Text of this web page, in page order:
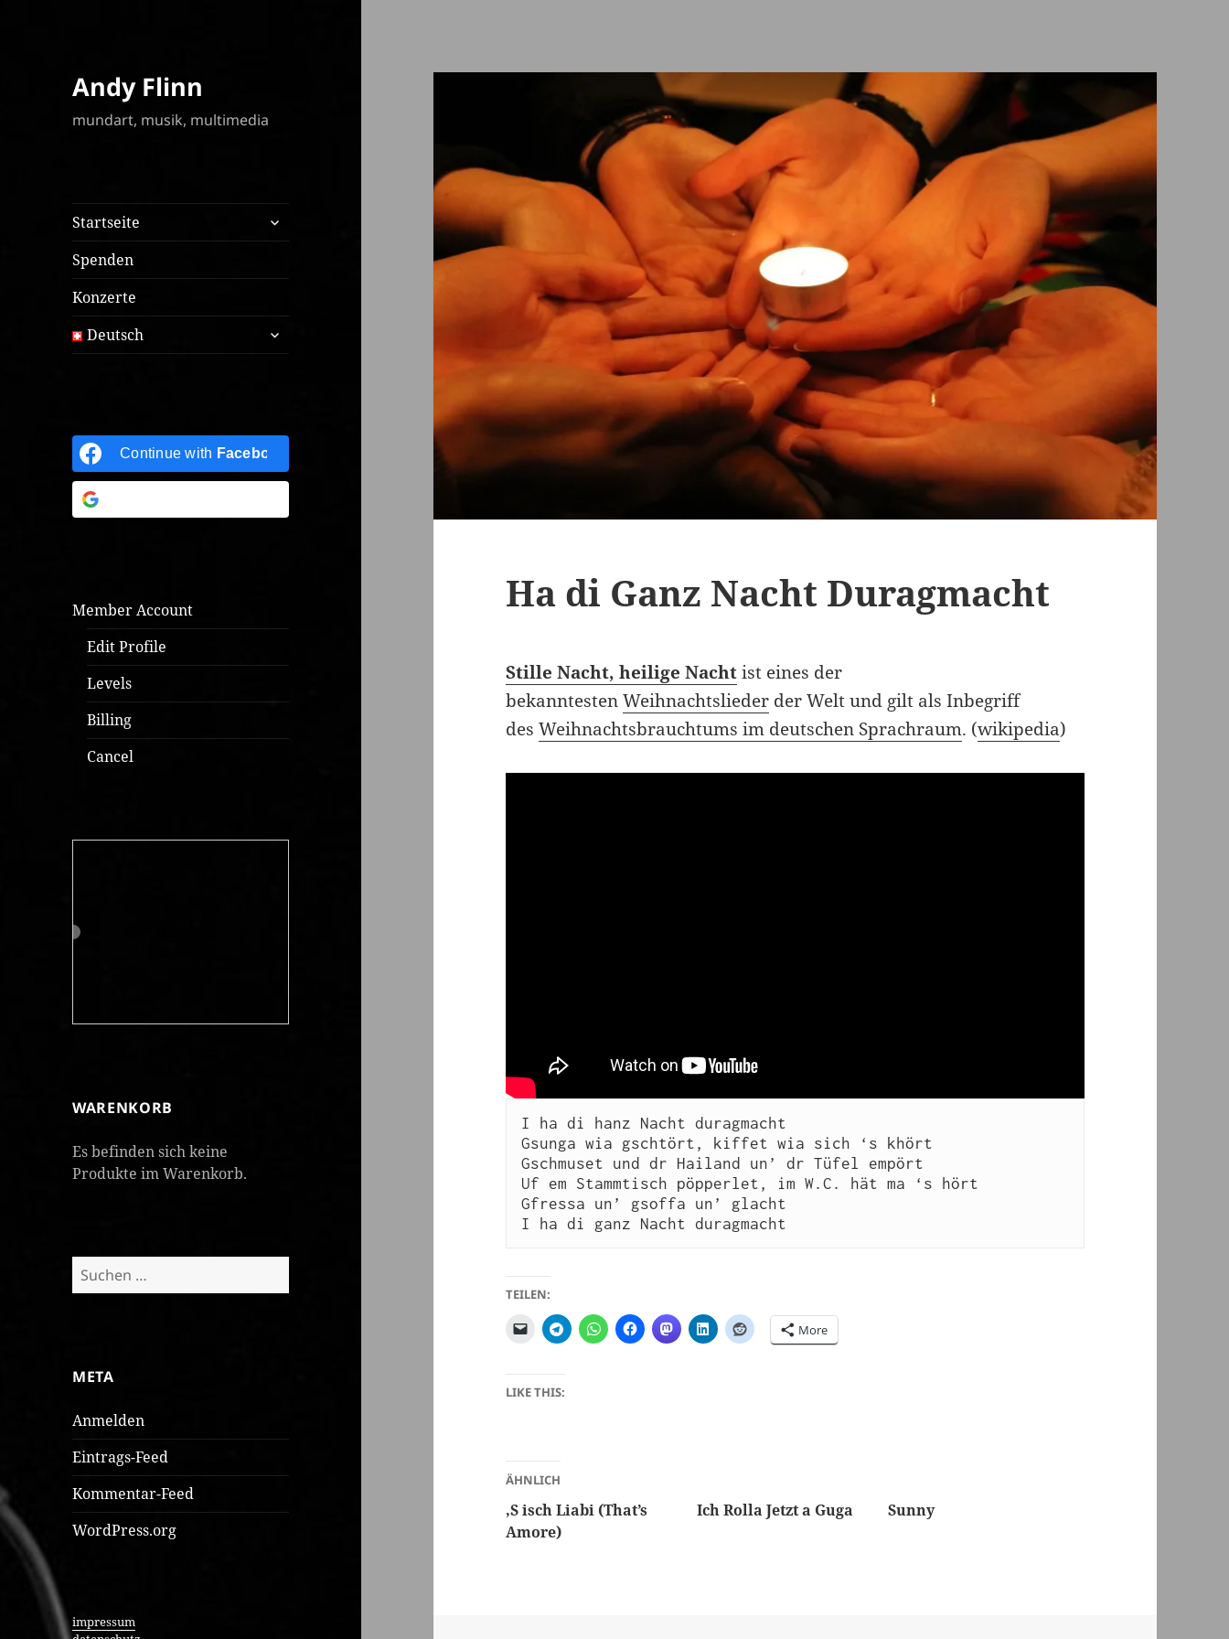
Andy Flinn
mundart, musik, multimedia
Startseite
expand
child
Spenden
Konzerte
Deutsch
expand
child
Continue with Facebook
Member Account
Edit Profile
Levels
Billing
Cancel
WARENKORB
Es befinden sich keine
Produkte im Warenkorb.
Suchen
nach:
META
Anmelden
Eintrags-Feed
Kommentar-Feed
WordPress.org
impressum
Ha di Ganz Nacht Duragmacht
Stille Nacht, heilige Nachtist eines der
bekanntestenWeihnachtslieder der Welt und gilt als Inbegriff
desWeihnachtsbrauchtums im deutschen Sprachraum. (wikipedia)
I ha di hanz Nacht duragmacht
Gsunga wia gschtört, kiffet wia sich ‘s khört
Gschmuset und dr Hailand un’ dr Tüfel empört
Uf em Stammtisch pöpperlet, im W.C. hät ma ‘s hört
Gfressa un’ gsoffa un’ glacht
TEILEN:
More
LIKE THIS:
ÄHNLICH
‚S isch Liabi (That’s
Amore)
Ich Rolla Jetzt a Guga Sunny